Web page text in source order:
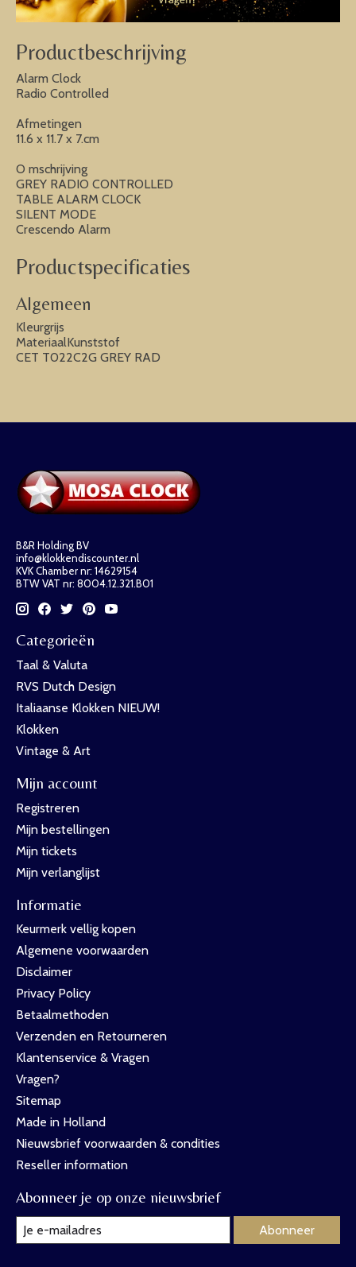
Productbeschrijving
Alarm Clock
Radio Controlled
Afmetingen
11.6 x 11.7 x 7.cm
O mschrijving
GREY RADIO CONTROLLED
TABLE ALARM CLOCK
SILENT MODE
Crescendo Alarm
Productspecificaties
Algemeen
Kleurgrijs
MateriaalKunststof
CET T022C2G GREY RAD
B&R Holding BV
info@klokkendiscounter.nl
KVK Chamber nr: 14629154
BTW VAT nr: 8004.12.321.B01
Categorieën
Taal & Valuta
RVS Dutch Design
Italiaanse Klokken NIEUW!
Klokken
Vintage & Art
Mijn account
Registreren
Mijn bestellingen
Mijn tickets
Mijn verlanglijst
Informatie
Keurmerk vellig kopen
Algemene voorwaarden
Disclaimer
Privacy Policy
Betaalmethoden
Verzenden en Retourneren
Klantenservice & Vragen
Vragen?
Sitemap
Made in Holland
Nieuwsbrief voorwaarden & condities
Reseller information
Abonneer je op onze nieuwsbrief
Abonneer